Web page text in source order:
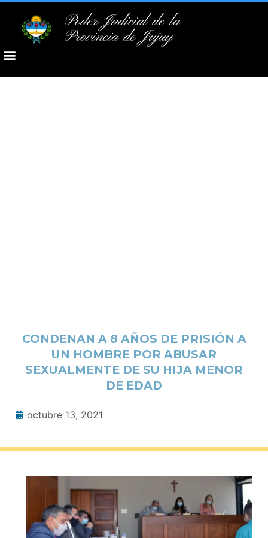
Poder Judicial de la
Provincia de Jujuy
CONDENAN A 8 AÑOS DE PRISIÓN A
UN HOMBRE POR ABUSAR
SEXUALMENTE DE SU HIJA MENOR
DE EDAD
octubre 13, 2021